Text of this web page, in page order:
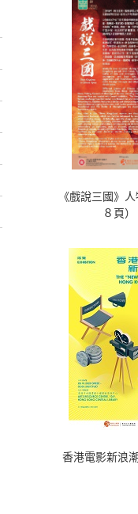
《戲說三國》
８頁）
香港電影新浪